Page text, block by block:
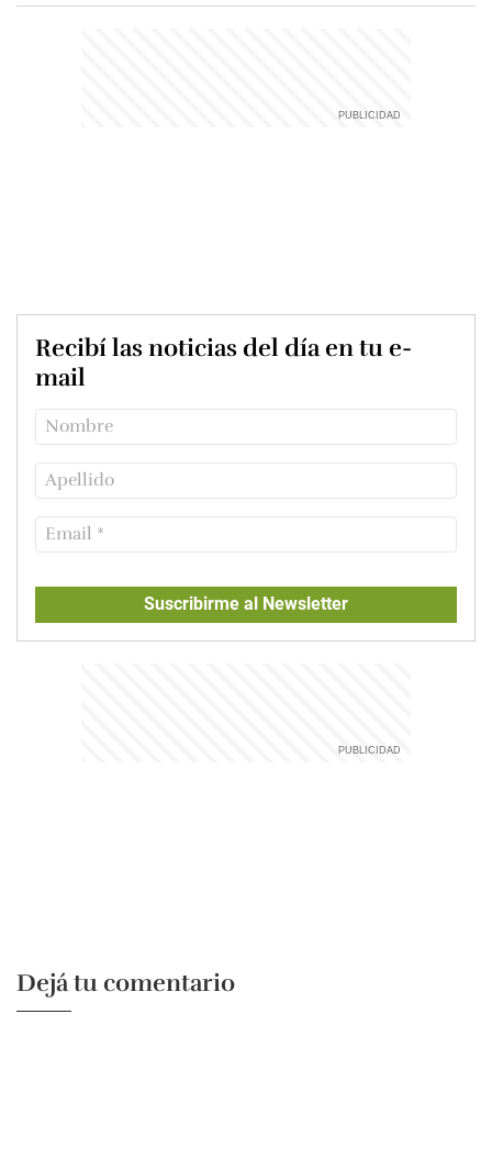
Recibí las noticias del día en tu e-
mail
Suscribirme al Newsletter
Dejá tu comentario